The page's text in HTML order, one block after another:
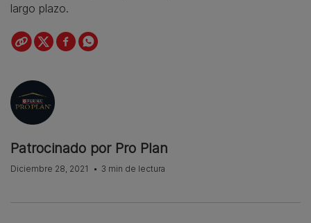
largo plazo.
Patrocinado por Pro Plan
Diciembre 28, 2021 3 min de lectura